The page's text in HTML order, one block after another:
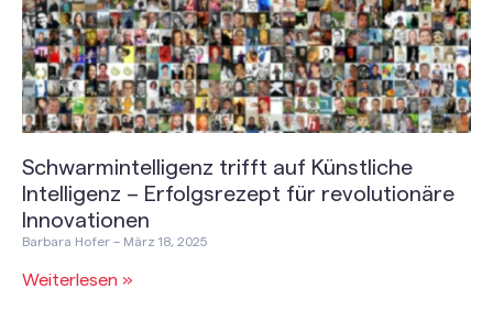
Schwarmintelligenz trifft auf Künstliche
Intelligenz – Erfolgsrezept für revolutionäre
Innovationen
Barbara Hofer März 18, 2025
Weiterlesen »